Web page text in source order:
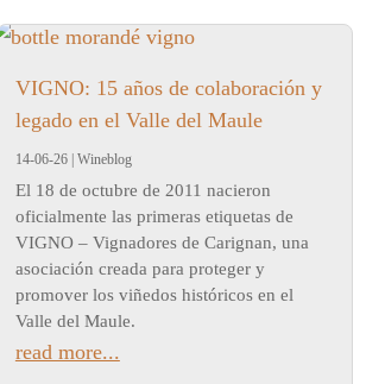
VIGNO: 15 años de colaboración y
legado en el Valle del Maule
14-06-26| Wineblog
El 18 de octubre de 2011 nacieron
oficialmente las primeras etiquetas de
VIGNO – Vignadores de Carignan, una
asociación creada para proteger y
promover los viñedos históricos en el
Valle del Maule.
read more...